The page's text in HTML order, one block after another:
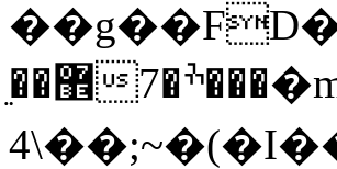
޾��ֵ���ׯ�7�m��/� OOOM!+�~